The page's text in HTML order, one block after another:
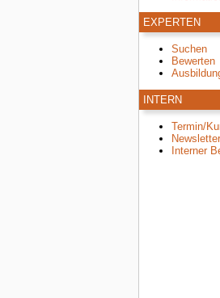
EXPERTEN
Suchen
Bewerten
INTERN
Termin/
Newsletter
Interner